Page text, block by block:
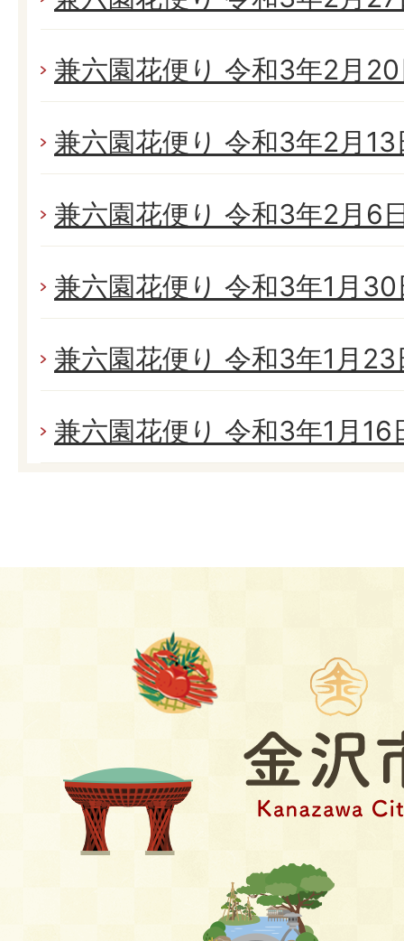
兼六園花便り 令和3年2月
兼六園花便り 令和3年2月
兼六園花便り 令和3年2月6
兼六園花便り 令和3年1月
兼六園花便り 令和3年1月
兼六園花便り 令和3年1月